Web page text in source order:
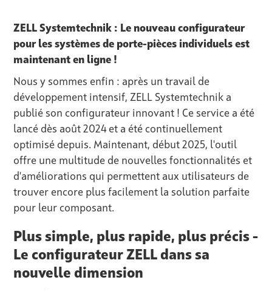
ZELL Systemtechnik : Le nouveau configurateur
pour les systèmes de porte-pièces individuels est
maintenant en ligne !
Nous y sommes enfin : après un travail de
développement intensif, ZELL Systemtechnik a
publié son configurateur innovant ! Ce service a été
lancé dès août 2024 et a été continuellement
optimisé depuis. Maintenant, début 2025, l'outil
offre une multitude de nouvelles fonctionnalités et
d'améliorations qui permettent aux utilisateurs de
trouver encore plus facilement la solution parfaite
pour leur composant.
Plus simple, plus rapide, plus précis -
Le configurateur ZELL dans sa
nouvelle dimension